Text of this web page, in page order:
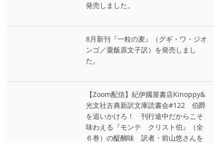
発売しました。
8月新刊『一粒の麦』（グギ・ワ・ジオ
ンゴ／粟飯原文子訳）を発売しまし
た。
【Zoom配信】紀伊國屋書店Kinoppy&
光文社古典新訳文庫読書会#122 伯爵
を追いかけろ！ 刊行途中だからこそ
味わえる『モンテ゠クリスト伯』（全
６巻）の醍醐味 訳者・前山悠さんを